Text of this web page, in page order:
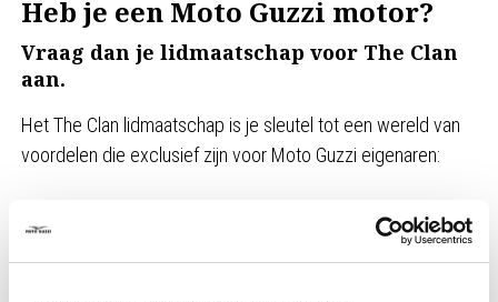
Heb je een Moto Guzzi motor?
Vraag dan je lidmaatschap voor The Clan
aan.
Het The Clan lidmaatschap is je sleutel tot een wereld van
voordelen die exclusief zijn voor Moto Guzzi eigenaren:
- Periodieke kortingen op accessoires en originele